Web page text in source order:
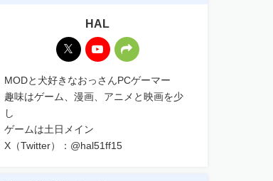
HAL
MODと犬好きなおっさんPCゲーマー
趣味はゲーム、漫画、アニメと映画を少
し
ゲームは土日メイン
X（Twitter）：@hal51ff15